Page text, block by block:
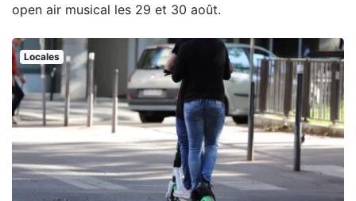
open air musical les 29 et 30 août.
Locales